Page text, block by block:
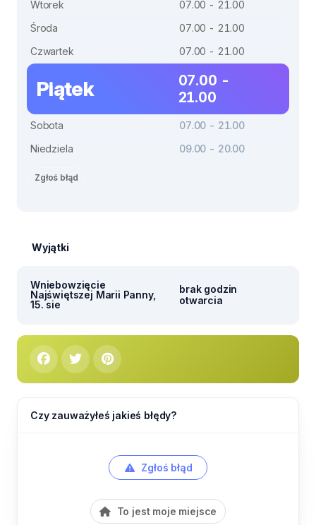
Wtorek
07.00 - 21.00
Środa
07.00 - 21.00
Czwartek
07.00 - 21.00
Piątek
07.00 -
21.00
Sobota
07.00 - 21.00
Niedziela
09.00 - 20.00
Zgłoś błąd
Wyjątki
Wniebowzięcie
Najświętszej Marii Panny,
15. sie
brak godzin
otwarcia
Czy zauważyłeś jakieś błędy?
Zgłoś błąd
To jest moje miejsce